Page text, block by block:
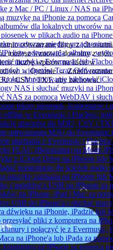
z Mac / PC / Linux / NAS na
muzykę na iPhonie za pomocą
albumów dla lokalnych utworów
w plikach audio na
muzyczną między
listy odtwarzania, albumy,
muzyki z Evermusic lub
widgetów Teraz
Importowanie biblioteki
NAS i słuchać muzyki na
NAS za pomocą WebDAV i
teksty piosenek, komentarze
offline w Evermusic i Flacbox:
utworów do M3U, CSV i
odtwarzania M3U do Evermusic
słuchania z Evermusic i
FLAC (Bezstratną) na Moim
z iCloud Drive na iPhonie lub
komentarze do ścieżek
muzyke zapisana na iPhonie lub
z pendrive'a USB na iPhonie
na iPhone, iPad i Mac za
USB do iPhone'a i słuchać
dźwięku na iPhonie, iPadzie lub
pliki z komputera na
chmury i połączyć je z Evermusic,
na iPhone'a lub iPada za
komputera na iPhone za pomocą
odtwarzane filmy z ich
możesz wznowić dowolny z nich
liczbę wpisów na liście w
→ Ostatnie → Zmień rozmiar
/ CSV / TXT, aby zachować